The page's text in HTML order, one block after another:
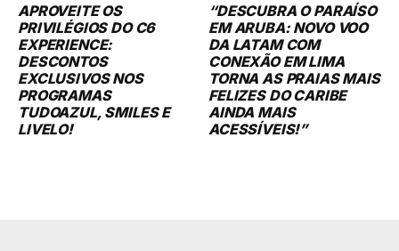
APROVEITE OS
PRIVILÉGIOS DO C6
EXPERIENCE:
DESCONTOS
EXCLUSIVOS NOS
PROGRAMAS
TUDOAZUL, SMILES E
LIVELO!
“DESCUBRA O PARAÍSO
EM ARUBA: NOVO VOO
DA LATAM COM
CONEXÃO EM LIMA
TORNA AS PRAIAS MAIS
FELIZES DO CARIBE
AINDA MAIS
ACESSÍVEIS!”